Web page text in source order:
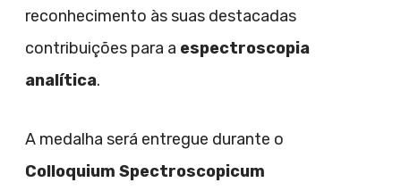
reconhecimento às suas destacadas
contribuições para a espectroscopia
analítica.
A medalha será entregue durante o
Colloquium Spectroscopicum